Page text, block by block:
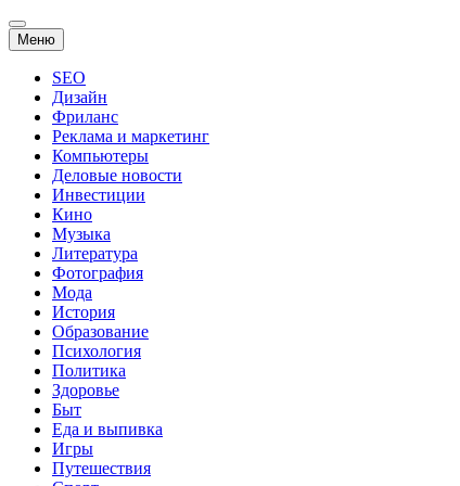
Меню Перейти
к
содержанию
SEO
Дизайн
Фриланс
Реклама и маркетинг
Компьютеры
Деловые новости
Инвестиции
Кино
Музыка
Литература
Фотография
Мода
История
Образование
Психология
Политика
Здоровье
Быт
Еда и выпивка
Игры
Путешествия